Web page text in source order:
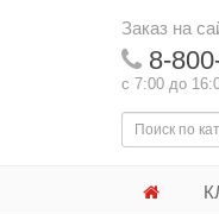
Заказ на
8-
с 7:00 до